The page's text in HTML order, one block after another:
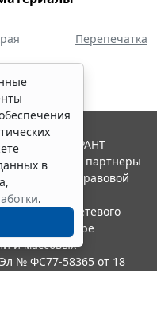
Перепечатка
в
.
Система ГАРАНТ
"Гарант" и ее партнеры
ассоциации правовой
в качестве сетевого
надзору в сфере
и массовых
№ ФС77-58365 от 18